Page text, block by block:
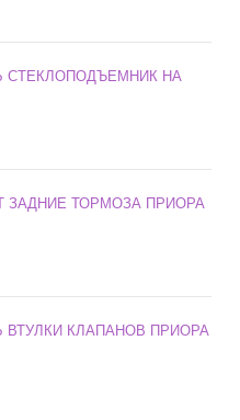
СТЕКЛОПОДЪЕМНИК НА
ЗАДНИЕ ТОРМОЗА ПРИОРА
ВТУЛКИ КЛАПАНОВ ПРИОРА